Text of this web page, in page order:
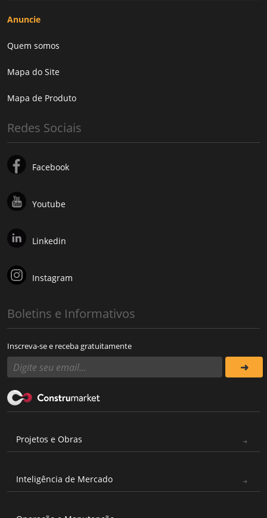
Anuncie
Quem somos
Mapa do Site
Mapa de Produto
Redes Sociais
Facebook
Youtube
Linkedin
Instagram
Boletins e Informativos
Inscreva-se e receba gratuitamente
Projetos e Obras
Inteligência de Mercado